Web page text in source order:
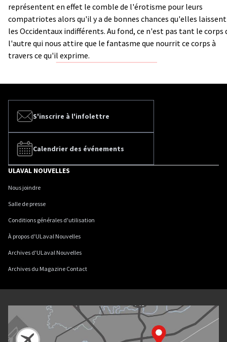
représentent en effet le comble de l'érotisme pour leurs
compatriotes alors qu'il y a de bonnes chances qu'elles laissent
les Occidentaux indifférents. Au fond, ce n'est pas tant le corps
l'autre qui nous attire que le fantasme que nourrit ce corps à
travers ce qu'il exprime.
S'inscrire à l'infolettre
Calendrier des événements
ULAVAL NOUVELLES
Nous joindre
Salle de presse
Conditions générales d'utilisation
À propos d'ULaval Nouvelles
Archives d'ULaval Nouvelles
Archives du Magazine Contact